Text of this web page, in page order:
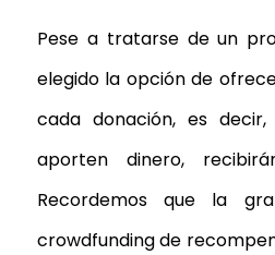
Pese a tratarse de un
elegido la opción de
cada donación, es
aporten dinero,
Recordemos que la
crowdfunding de